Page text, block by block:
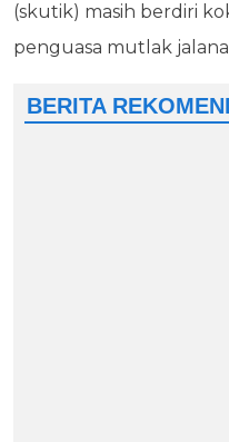
(skutik) masih berdiri
penguasa mutlak